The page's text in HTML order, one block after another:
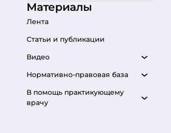
Материалы
Лента
Статьи и публикации
Видео
Нормативно-правовая база
В помощь практикующему
врачу